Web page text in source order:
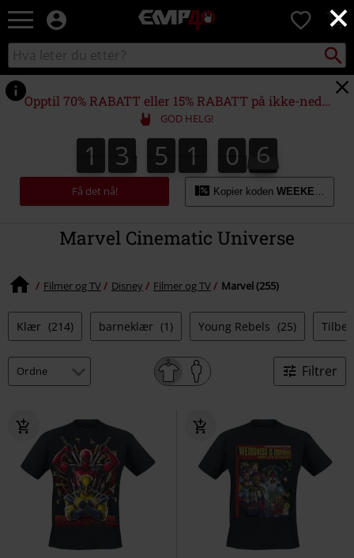
×
EMP
Musikk,
TV
og
gaming
merch
-
Alternativ
mote
0
Søk
i
katalogen
Søk
Opptil 70% RABATT eller 15% RABATT på ikke-nedsatte varer!*
GOD HELG!
1
1 3
3 5
5 1
1 0
0
0
0 5
6
5
7
6
Få det nå! Kopier koden WEEKEND
Marvel Cinematic Universe
Filmer og TV Disney Filmer og TV Marvel (255)
Klær (214) barneklær (1) Young Rebels (25)
Filtrer